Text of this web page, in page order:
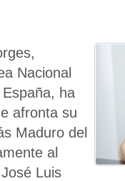
Nacional
ha
afronta su
Maduro del
al
Luis